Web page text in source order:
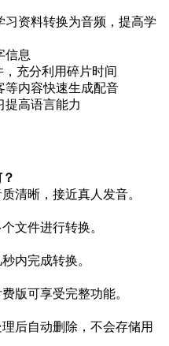
资料转换为音频，提高学
信息
，充分利用碎片时间
等内容快速生成配音
提高语言能力
清晰，接近真人发音。
文件进行转换。
内完成转换。
版可享受完整功能。
后自动删除，不会存储用